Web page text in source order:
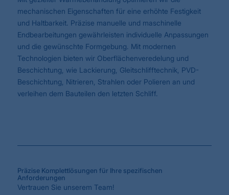
mechanischen Eigenschaften für eine erhöhte Festigkeit
und Haltbarkeit. Präzise manuelle und maschinelle
Endbearbeitungen gewährleisten individuelle Anpassungen
und die gewünschte Formgebung. Mit modernen
Technologien bieten wir Oberflächenveredelung und
Beschichtung, wie Lackierung, Gleitschlifftechnik, PVD-
Beschichtung, Nitrieren, Strahlen oder Polieren an und
verleihen dem Bauteilen den letzten Schliff.
Präzise Komplettlösungen für Ihre spezifischen
Anforderungen
Vertrauen Sie unserem Team!